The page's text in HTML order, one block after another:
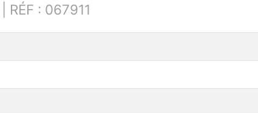
RÉF : 067911